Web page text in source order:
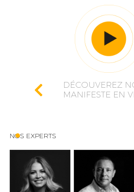
DÉCOUVEREZ
MANIFESTE EN
NOS EXPERTS